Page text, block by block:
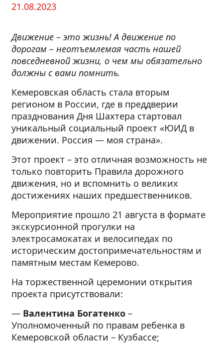
21.08.2023
Движение – это жизнь! А движение по
дорогам – неотъемлемая часть нашей
повседневной жизни, о чем мы обязательно
должны с вами помнить.
Кемеровская область стала вторым
регионом в России, где в преддверии
празднования Дня Шахтера стартовал
уникальный социальный проект «ЮИД в
движении. Россия — моя страна».
Этот проект – это отличная возможность не
только повторить Правила дорожного
движения, но и вспомнить о великих
достижениях наших предшественников.
Мероприятие прошло 21 августа в формате
экскурсионной прогулки на
электросамокатах и велосипедах по
историческим достопримечательностям и
памятным местам Кемерово.
На торжественной церемонии открытия
проекта присутствовали:
— Валентина Богатенко–
Уполномоченный по правам ребенка в
Кемеровской области – Кузбассе;